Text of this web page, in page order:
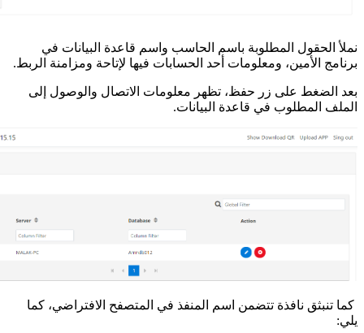
نملأ الحقول المطلوبة باسم الحاسب واسم قاعدة البيانات في
برنامج الأمين، ومعلومات أحد الحسابات فيها لإتاحة ومزامنة الربط.
بعد الضغط على زر حفظ، تظهر معلومات الاتصال والوصول إلى
الملف المطلوب في قاعدة البيانات.
كما تنبثق نافذة تتضمن اسم المنفذ في المتصفح الافتراضي، كما
يلي: